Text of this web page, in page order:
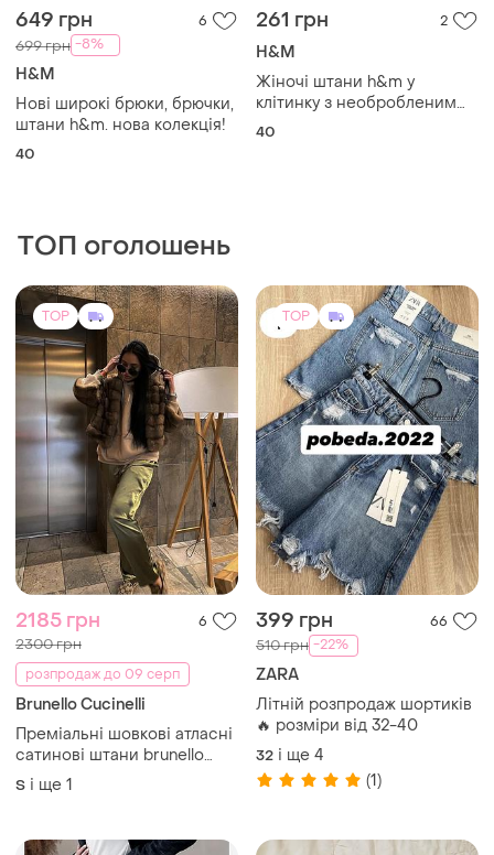
649 грн 6
699 грн -8%
H&M
Нові широкі брюки, брючки,
штани h&m. нова колекція!
40
261 грн 2
H&M
Жіночі штани h&m у
клітинку з необробленим
краєм 40
40
ТОП оголошень
TOP
2185 грн 6
2300 грн
розпродаж до 09 серп
Brunello Cucinelli
Преміальні шовкові атласні
сатинові штани brunello
cucinelli
S і ще 1
TOP
399 грн 66
510 грн -22%
ZARA
Літній розпродаж шортиків
🔥 розміри від 32-40
32 і ще 4
(1)